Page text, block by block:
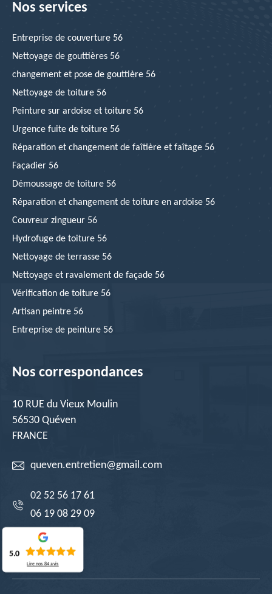
Nos services
Entreprise de couverture 56
Nettoyage de gouttières 56
changement et pose de gouttière 56
Nettoyage de toiture 56
Peinture sur ardoise et toiture 56
Urgence fuite de toiture 56
Réparation et changement de faîtière et faîtage 56
Façadier 56
Démoussage de toiture 56
Réparation et changement de toiture en ardoise 56
Couvreur zingueur 56
Hydrofuge de toiture 56
Nettoyage de terrasse 56
Nettoyage et ravalement de façade 56
Vérification de toiture 56
Artisan peintre 56
Entreprise de peinture 56
Nos correspondances
10 RUE du Vieux Moulin
56530 Quéven
FRANCE
queven.entretien@gmail.com
02 52 56 17 61
06 19 08 29 09
5.0
Lire nos84 avis